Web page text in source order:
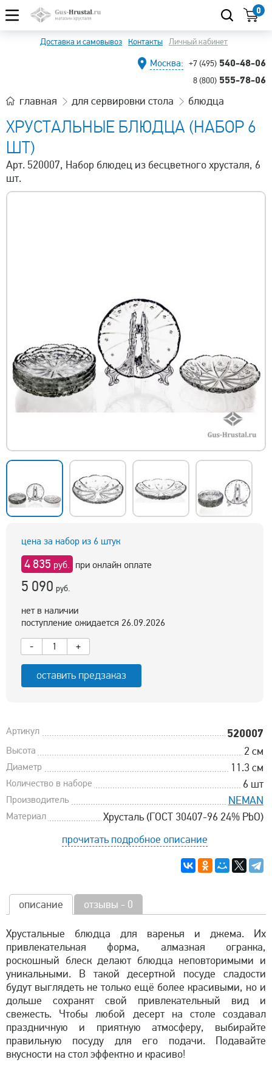
0
Доставка и самовывоз Контакты Личный кабинет
Москва: +7 (495) 540-48-06
8 (800) 555-78-06
главная для сервировки стола блюдца
ХРУСТАЛЬНЫЕ БЛЮДЦА (НАБОР 6
ШТ)
Арт. 520007, Набор блюдец из бесцветного хрусталя, 6
шт.
цена за набор из 6 штук
4 835 руб. при онлайн оплате
5 090 руб.
нет в наличии
поступление ожидается 26.09.2026
-
+
оставить предзаказ
Артикул 520007
Высота 2 см
Диаметр 11.3 см
Количество в наборе 6 шт
Производитель NEMAN
Материал
Хрусталь (ГОСТ 30407-96 24% PbO)
прочитать подробное описание
описание отзывы - 0
Хрустальные блюдца для варенья и джема. Их
привлекательная форма, алмазная огранка,
роскошный блеск делают блюдца неповторимыми и
уникальными. В такой десертной посуде сладости
будут выглядеть не только ещё более красивыми, но и
дольше сохранят свой привлекательный вид и
свежесть. Чтобы любой десерт на столе создавал
праздничную и приятную атмосферу, выбирайте
правильную посуду для его подачи. Подавайте
вкусности на стол эффектно и красиво!